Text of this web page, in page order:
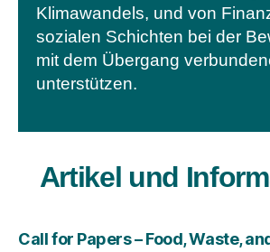
Klimawandels, und von
sozialen Schichten bei der
mit dem Übergang
unterstützen.
Artikel und
Call for Papers – Food, Waste,